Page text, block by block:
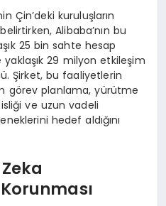
Çin’deki kuruluşların
Alibaba’nın bu
25 bin sahte hesap
29 milyon etkileşim
Şirket, bu faaliyetlerin
görev planlama, yürütme
ve uzun vadeli
hedef aldığını